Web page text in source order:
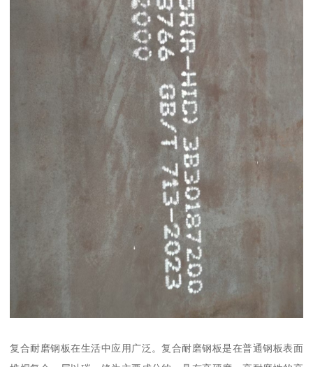
复合耐磨钢板在生活中应用广泛。复合耐磨钢板是在普通钢板表面